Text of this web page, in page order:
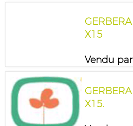
X15
Vendu
X15.